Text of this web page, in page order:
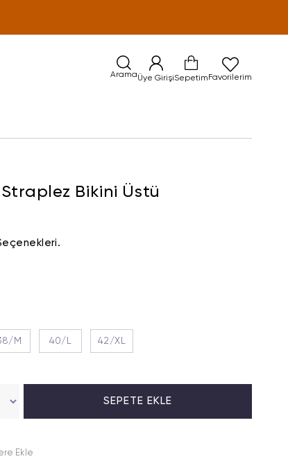
AramaÜye GirişiSepetim Favorilerim
Bikini Üstü
M 40/L 42/XL
Ekle